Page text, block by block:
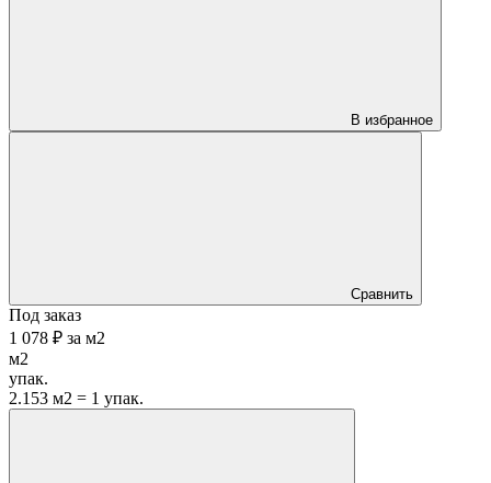
В избранное
Сравнить
Под заказ
1 078 ₽ за м2
м2
упак.
2.153 м2 = 1 упак.